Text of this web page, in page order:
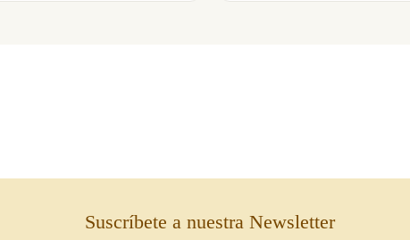
Suscríbete a nuestra Newsletter